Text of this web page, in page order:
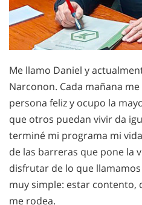
Me llamo Daniel y
Narconon. Cada mañana
persona feliz y ocupo la
que otros puedan vivir da
terminé mi programa mi
de las barreras que pone la
disfrutar de lo que
muy simple: estar contento,
me rodea.